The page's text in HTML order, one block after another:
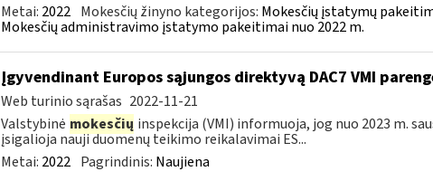
Metai: 2022 Mokesčių žinyno kategorijos: Mokesčių įstatymų
Mokesčių administravimo įstatymo pakeitimai nuo 2022 m.
Įgyvendinant Europos sąjungos direktyvą DAC7 VMI
Web turinio sąrašas 2022-11-21
Valstybinė mokesčių inspekcija (VMI) informuoja, jog nuo 2023 m.
įsigalioja nauji duomenų teikimo reikalavimai ES...
Metai: 2022 Pagrindinis: Naujiena